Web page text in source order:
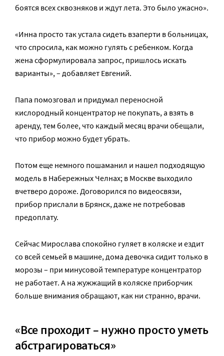
боятся всех сквозняков и ждут лета. Это было ужасно».
«Инна просто так устала сидеть взаперти в больницах,
что спросила, как можно гулять с ребенком. Когда
жена сформулировала запрос, пришлось искать
варианты», – добавляет Евгений.
Папа помозговал и придумал переносной
кислородный концентратор не покупать, а взять в
аренду, тем более, что каждый месяц врачи обещали,
что прибор можно будет убрать.
Потом еще немного пошаманил и нашел подходящую
модель в Набережных Челнах; в Москве выходило
вчетверо дороже. Договорился по видеосвязи,
прибор прислали в Брянск, даже не потребовав
предоплату.
Сейчас Мирослава спокойно гуляет в коляске и ездит
со всей семьей в машине, дома девочка сидит только в
морозы – при минусовой температуре концентратор
не работает. А на жужжащий в коляске приборчик
больше внимания обращают, как ни странно, врачи.
«Все проходит – нужно просто уметь
абстрагироваться»